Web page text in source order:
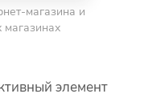
магазина и
магазинах
элемент